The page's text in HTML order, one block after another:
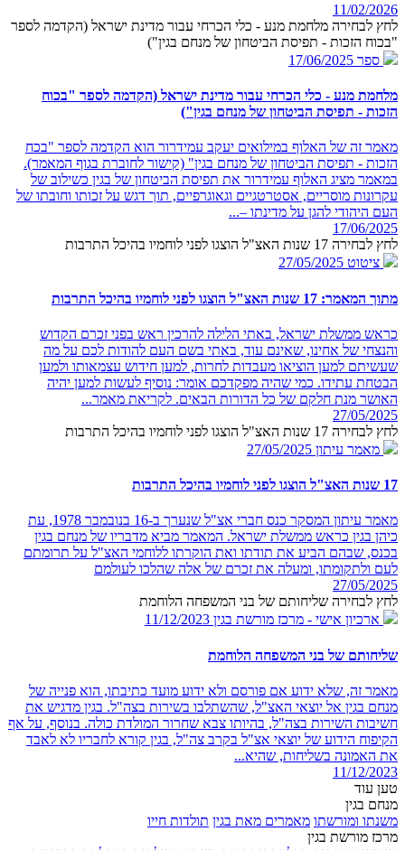
11/02/2026
לחץ לבחירה מלחמת מנע - כלי הכרחי עבור מדינת ישראל (הקדמה לספר
"בכוח הזכות - תפיסת הביטחון של מנחם בגין")
ספר 17/06/2025
מלחמת מנע - כלי הכרחי עבור מדינת ישראל (הקדמה לספר "בכוח
הזכות - תפיסת הביטחון של מנחם בגין")
מאמר זה של האלוף במילואים יעקב עמידרור הוא הקדמה לספר "בכח
הזכות - תפיסת הביטחון של מנחם בגין" (קישור לחוברת בגוף המאמר).
במאמר מציג האלוף עמידרור את תפיסת הביטחון של בגין כשילוב של
עקרונות מוסריים, אסטרטגיים וגאוגרפיים, תוך דגש על זכותו וחובתו של
העם היהודי להגן על מדינתו –...
17/06/2025
לחץ לבחירה 17 שנות האצ"ל הוצגו לפני לוחמיו בהיכל התרבות
ציטוט 27/05/2025
מתוך המאמר: 17 שנות האצ"ל הוצגו לפני לוחמיו בהיכל התרבות
כראש ממשלת ישראל, באתי הלילה להרכין ראש בפני זכרם הקדוש
והנצחי של אחינו, שאינם עוד, באתי בשם העם להודות לכם על מה
שעשיתם למען הוציאו מעבדות לחרות, למען חידוש עצמאותו ולמען
הבטחת עתידו. כמי שהיה מפקדכם אומר: נוסיף לעשות למען יהיה
האושר מנת חלקם של כל הדורות הבאים. לקריאת מאמר...
27/05/2025
לחץ לבחירה 17 שנות האצ"ל הוצגו לפני לוחמיו בהיכל התרבות
מאמר עיתון 27/05/2025
17 שנות האצ"ל הוצגו לפני לוחמיו בהיכל התרבות
מאמר עיתון המסקר כנס חברי אצ"ל שנערך ב-16 בנובמבר 1978, עת
כיהן בגין כראש ממשלת ישראל. המאמר מביא מדבריו של מנחם בגין
בכנס, שבהם הביע את תודתו ואת הוקרתו ללוחמי האצ"ל על תרומתם
לעם ולתקומתו, ומעלה את זכרם של אלה שהלכו לעולמם
27/05/2025
לחץ לבחירה שליחותם של בני המשפחה הלוחמת
ארכיון אישי - מרכז מורשת בגין 11/12/2023
שליחותם של בני המשפחה הלוחמת
מאמר זה, שלא ידוע אם פורסם ולא ידוע מועד כתיבתו, הוא פנייה של
מנחם בגין אל יוצאי האצ"ל, שהשתלבו בשירות בצה"ל. בגין מדגיש את
חשיבות השירות בצה"ל, בהיותו צבא שחרור המולדת כולה. בנוסף, על אף
הקיפוח הידוע של יוצאי אצ"ל בקרב צה"ל, בגין קורא לחבריו לא לאבד
את האמונה בשליחות, שהיא...
11/12/2023
טען עוד
מנחם בגין
משנתו ומורשתו מאמרים מאת בגין תולדות חייו
מרכז מורשת בגין